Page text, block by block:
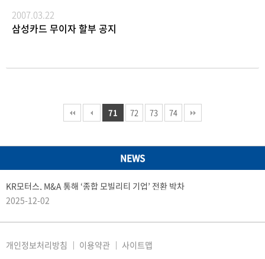
것으로 전망된다.
2007.03.22
삼성카드 무이자 할부 공지
71 72 73 74
NEWS
KR모터스, M&A 통해 ‘종합 모빌리티 기업’ 전환 박차
2025-12-02
개인정보처리방침 이용약관 사이트맵